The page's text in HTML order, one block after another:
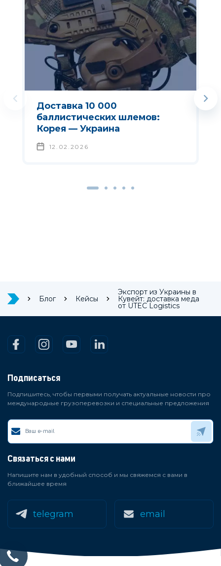
Доставка 10 000
баллистических шлемов:
Корея — Украина
12.02.2026
Блог Кейсы
Экспорт из Украины в
Кувейт: доставка меда
от UTEC Logistics
Подписаться
Подпишитесь, чтобы первыми получать актуальные новости про
международные грузоперевозки и специальные предложения
Связаться с нами
Напишите нам в удобный способ и мы свяжемся с вами в
ближайшее время
telegram email